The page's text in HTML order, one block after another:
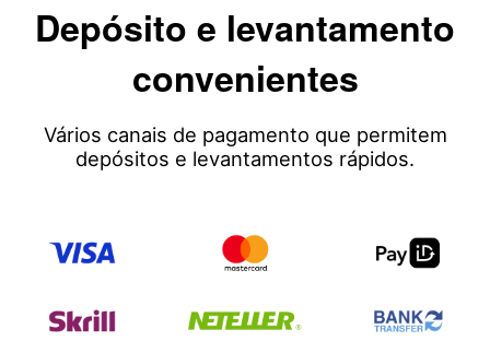
Português (Brasil)
Nederlands
Depósito e levantamento
convenientes
Vários canais de pagamento que permitem
depósitos e levantamentos rápidos.